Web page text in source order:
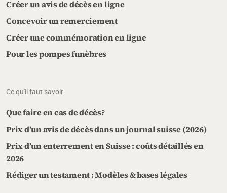
Créer un avis de décès en ligne
Concevoir un remerciement
Créer une commémoration en ligne
Pour les pompes funèbres
Ce qu'il faut savoir
Que faire en cas de décès?
Prix d’un avis de décès dans un journal suisse (2026)
Prix d’un enterrement en Suisse : coûts détaillés en
2026
Rédiger un testament : Modèles & bases légales